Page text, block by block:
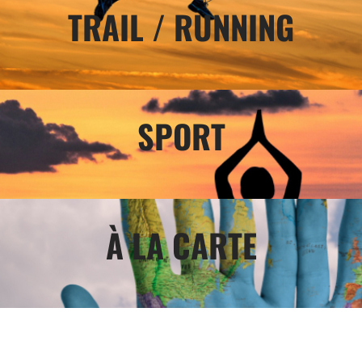
TRAIL / RUNNING
SPORT
À LA CARTE